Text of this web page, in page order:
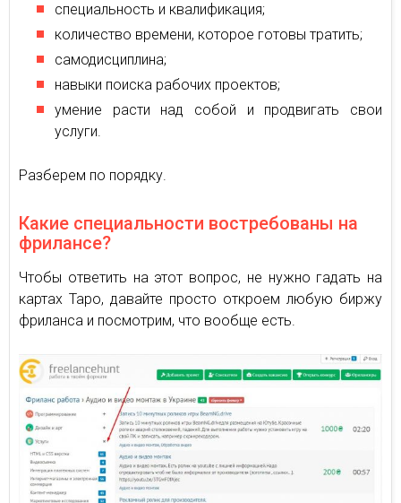
специальность и квалификация;
количество времени, которое готовы тратить;
самодисциплина;
навыки поиска рабочих проектов;
умение расти над собой и продвигать свои
услуги.
Разберем по порядку.
Какие специальности востребованы на
фрилансе?
Чтобы ответить на этот вопрос, не нужно гадать на
картах Таро, давайте просто откроем любую биржу
фриланса и посмотрим, что вообще есть.